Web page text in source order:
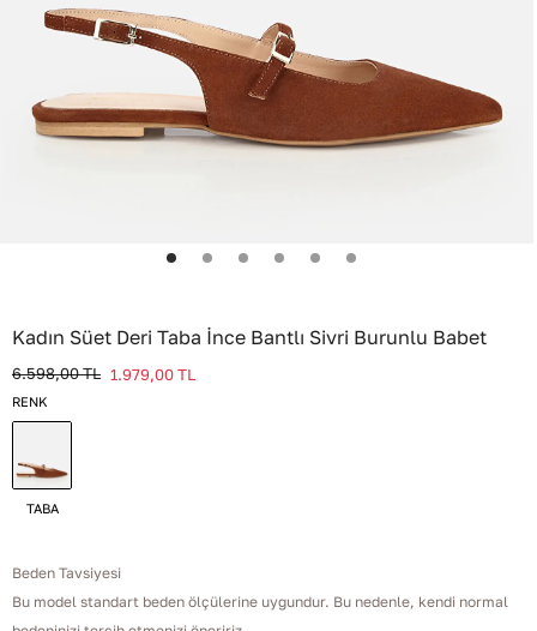
Kadın Süet Deri Taba İnce Bantlı Sivri Burunlu Babet
6.598,00TL 1.979,00TL
RENK
TABA
Beden Tavsiyesi
Bu model standart beden ölçülerine uygundur. Bu nedenle, kendi normal